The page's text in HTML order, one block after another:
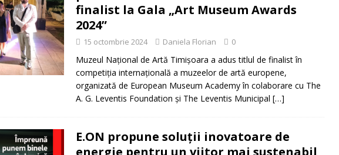
[ 5 august 2026 ]
Invitaţie la expoziţie în Reşiţa! BANAT
finalist la Gala „Art Museum Awards
2024”
15 octombrie 2024 Daniela Florian 0
Muzeul Național de Artă Timișoara a adus titlul de finalist în
competiția internațională a muzeelor de artă europene,
organizată de European Museum Academy în colaborare cu The
A. G. Leventis Foundation și The Leventis Municipal […]
E.ON propune soluții inovatoare de
energie pentru un viitor mai sustenabil